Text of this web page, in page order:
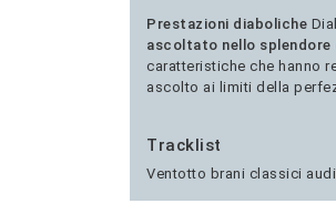
Prestazioni diaboliche
ascoltato nello splendore
caratteristiche che hanno
ascolto ai limiti della
Tracklist
Ventotto brani classici